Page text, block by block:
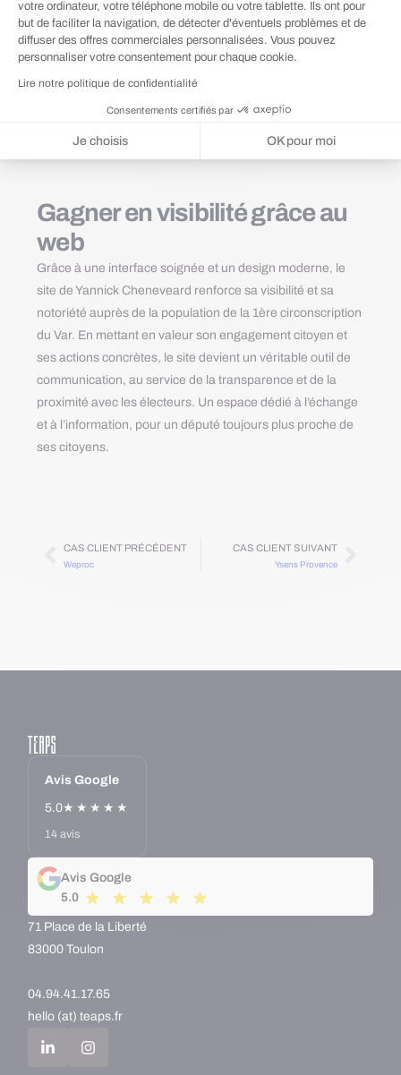
votre ordinateur, votre téléphone mobile ou votre tablette. Ils ont pour
but de faciliter la navigation, de détecter d'éventuels problèmes et de
diffuser des offres commerciales personnalisées. Vous pouvez
personnaliser votre consentement pour chaque cookie.
Lire notre politique de confidentialité
Consentements certifiés par
Je choisis OK pour moi
Notre plateforme vous permet d'adapter et de gérer vos paramètres
Gagner en visibilité grâce au
web
Grâce à une interface soignée et un design moderne, le
site de Yannick Cheneveard renforce sa visibilité et sa
notoriété auprès de la population de la 1ère circonscription
du Var. En mettant en valeur son engagement citoyen et
ses actions concrètes, le site devient un véritable outil de
communication, au service de la transparence et de la
proximité avec les électeurs. Un espace dédié à l’échange
et à l’information, pour un député toujours plus proche de
ses citoyens.
CAS CLIENT PRÉCÉDENT
Weproc
CAS CLIENT SUIVANT
Ysens Provence
Avis Google
5.0★★★★★
14 avis
Avis Google
5.0
71 Place de la Liberté
83000 Toulon
04.94.41.17.65
hello (at) teaps.fr